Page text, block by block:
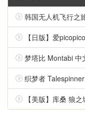
韩国无人机飞行之旅
【日版】爱
梦塔比 Montabi 中
织梦者
【美版】库桑 狼